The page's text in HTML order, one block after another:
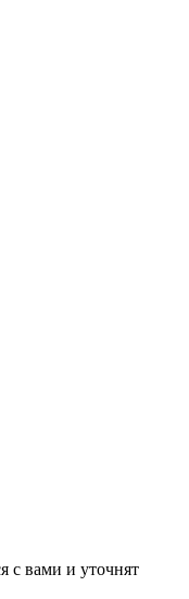
с вами и уточнят